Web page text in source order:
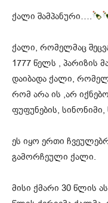
ქალი შამპანური….
ქალი, რომელმაც
1777 წელს , პარიზის
დაიბადა ქალი,
რომ არა ის ,არ
ფუფუნების,
ეს იყო ერთი
გამორჩეული ქალი.
მისი ქმარი 30 წლის